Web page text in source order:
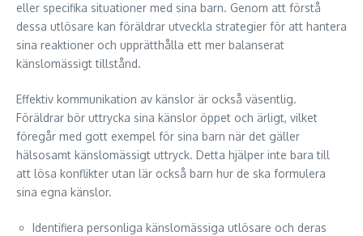
eller specifika situationer med sina barn. Genom att förstå
dessa utlösare kan föräldrar utveckla strategier för att hantera
sina reaktioner och upprätthålla ett mer balanserat
känslomässigt tillstånd.
Effektiv kommunikation av känslor är också väsentlig.
Föräldrar bör uttrycka sina känslor öppet och ärligt, vilket
föregår med gott exempel för sina barn när det gäller
hälsosamt känslomässigt uttryck. Detta hjälper inte bara till
att lösa konflikter utan lär också barn hur de ska formulera
sina egna känslor.
Identifiera personliga känslomässiga utlösare och deras